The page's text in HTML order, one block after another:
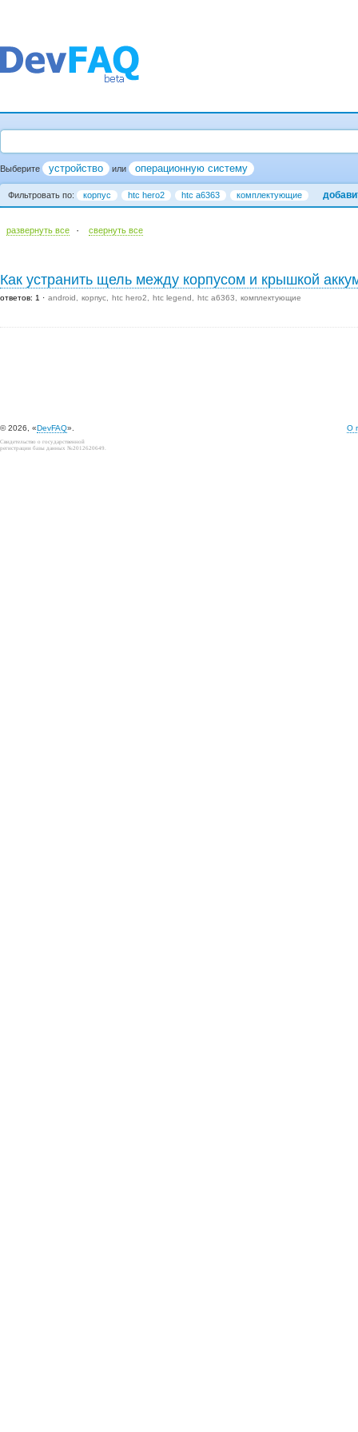
Выберите устройство или операционную систему
Фильтровать по: корпус htc hero2 htc a6363 комплектующие
развернуть все · cвернуть все
Как устранить щель между корпусом и крышкой
ответов: 1 android корпус htc hero2 htc legend htc a6363 комплектующие
© 2026, «DevFAQ». О
Свидетельство о государственной
регистрации базы данных №2012620649.